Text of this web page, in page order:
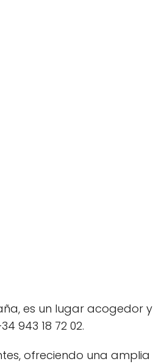
es un lugar acogedor y
943 18 72 02.
ofreciendo una amplia